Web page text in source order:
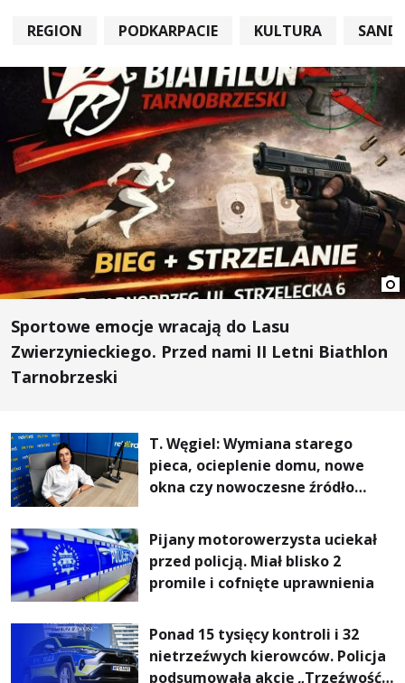
REGION PODKARPACIE KULTURA
Sportowe emocje wracają do Lasu
Zwierzynieckiego. Przed nami II Letni Biathlon
Tarnobrzeski
T. Węgiel: Wymiana starego
pieca, ocieplenie domu, nowe
okna czy nowoczesne źródło
rachunki za energię, lepszy
komfort życia i... czystsze
powietrze
Pijany motorowerzysta uciekał
przed policją. Miał blisko 2
promile i cofnięte uprawnienia
Ponad 15 tysięcy kontroli i 32
nietrzeźwych kierowców. Policja
podsumowała akcję „Trzeźwość”